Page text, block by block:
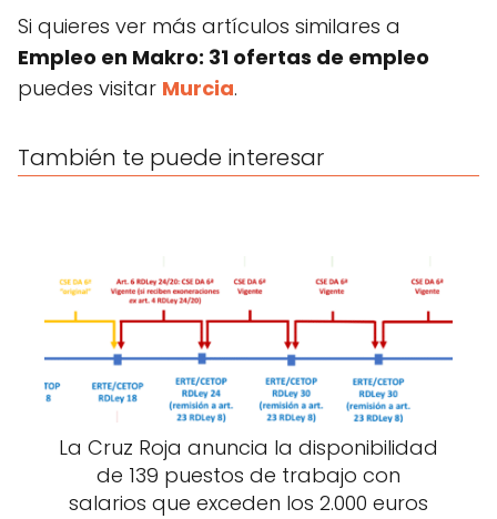
Si quieres ver más artículos similares a
Empleo en Makro: 31 ofertas de empleo
puedes visitar Murcia.
También te puede interesar
La Cruz Roja anuncia la disponibilidad
de 139 puestos de trabajo con
salarios que exceden los 2.000 euros